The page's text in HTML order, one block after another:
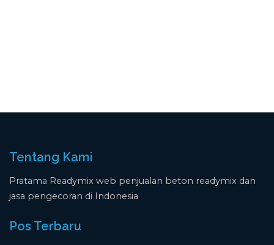
Tentang Kami
Pratama Readymix web penjualan beton readymix dan
jasa pengecoran di Indonesia
Pos Terbaru